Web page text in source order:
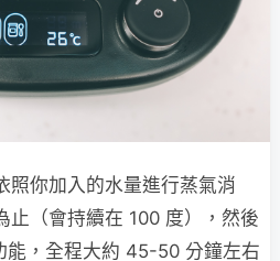
照你加入的水量進行蒸氣消
止（會持續在 100 度），然後
能，全程大約 45-50 分鐘左右